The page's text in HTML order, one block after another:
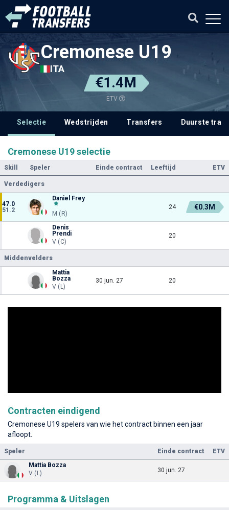
Cremonese U19
ITA
€1.4M
ETV
Selectie Wedstrijden Transfers Duurste
Cremonese U19 selectie
Skill Speler Einde contract Leeftijd ETV
Verdedigers
47.0
51.2
Daniel Frey
M (R)
24 €0.3M
Denis
Prendi
V (C)
20
Middenvelders
Mattia
Bozza
V (L)
30 jun. 27 20
Contracten eindigend
Cremonese U19 spelers van wie het contract binnen een jaar
afloopt.
Speler Einde contract
ETV
Mattia Bozza
V (L)
30 jun. 27
Programma & Uitslagen